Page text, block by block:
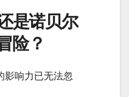
是诺贝尔
险？
影响力已无法忽